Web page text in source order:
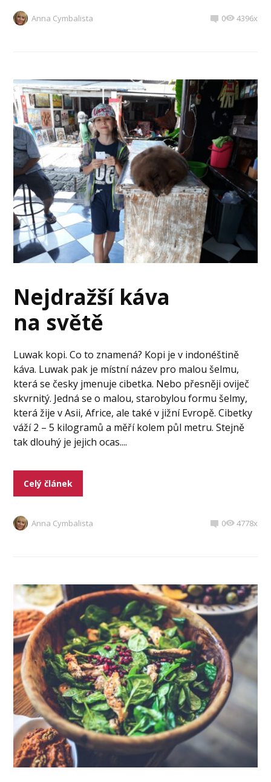
Anna Cymbalista 0 4396x
Nejdražší káva
na světě
Luwak kopi. Co to znamená? Kopi je v indonéštině
káva. Luwak pak je místní název pro malou šelmu,
která se česky jmenuje cibetka. Nebo přesněji oviječ
skvrnitý. Jedná se o malou, starobylou formu šelmy,
která žije v Asii, Africe, ale také v jižní Evropě. Cibetky
váží 2 – 5 kilogramů a měří kolem půl metru. Stejně
tak dlouhý je jejich ocas....
Celý článek
Anna Cymbalista 0 4778x